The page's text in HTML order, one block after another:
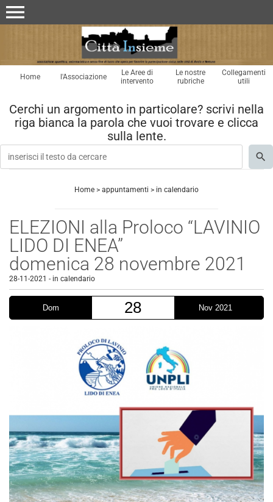
menu
Home l'Associazione
Le Aree di
intervento
Le nostre
rubriche
Collegamenti
utili
Cerchi un argomento in particolare? scrivi nella
riga bianca la parola che vuoi trovare e clicca
sulla lente.
Home > appuntamenti > in calendario
ELEZIONI alla Proloco “LAVINIO
LIDO DI ENEA”
domenica 28 novembre 2021
28-11-2021 - in calendario
Dom 28 Nov 2021